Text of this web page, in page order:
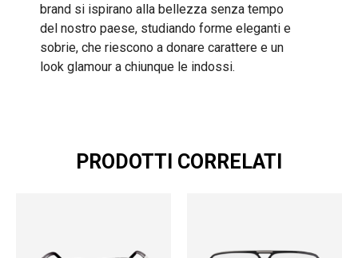
brand si ispirano alla bellezza senza tempo
del nostro paese, studiando forme eleganti e
sobrie, che riescono a donare carattere e un
look glamour a chiunque le indossi.
PRODOTTI CORRELATI